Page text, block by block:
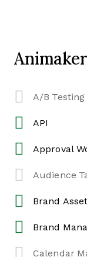
A/B Testing
API
Approval
Audience
Brand
Brand
Calendar